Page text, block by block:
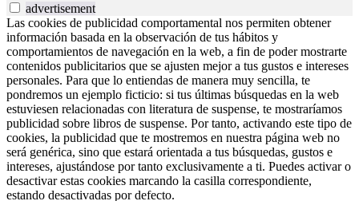
advertisement
Las cookies de publicidad comportamental nos permiten obtener
información basada en la observación de tus hábitos y
comportamientos de navegación en la web, a fin de poder mostrarte
contenidos publicitarios que se ajusten mejor a tus gustos e intereses
personales. Para que lo entiendas de manera muy sencilla, te
pondremos un ejemplo ficticio: si tus últimas búsquedas en la web
estuviesen relacionadas con literatura de suspense, te mostraríamos
publicidad sobre libros de suspense. Por tanto, activando este tipo de
cookies, la publicidad que te mostremos en nuestra página web no
será genérica, sino que estará orientada a tus búsquedas, gustos e
intereses, ajustándose por tanto exclusivamente a ti. Puedes activar o
desactivar estas cookies marcando la casilla correspondiente,
estando desactivadas por defecto.